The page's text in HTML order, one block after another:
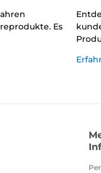
Es